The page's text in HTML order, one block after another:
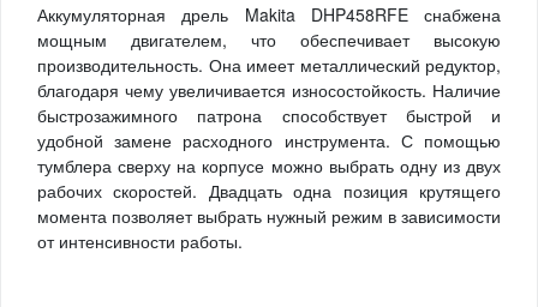
Аккумуляторная дрель Makita DHP458RFE снабжена
мощным двигателем, что обеспечивает высокую
производительность. Она имеет металлический редуктор,
благодаря чему увеличивается износостойкость. Наличие
быстрозажимного патрона способствует быстрой и
удобной замене расходного инструмента. С помощью
тумблера сверху на корпусе можно выбрать одну из двух
рабочих скоростей. Двадцать одна позиция крутящего
момента позволяет выбрать нужный режим в зависимости
от интенсивности работы.